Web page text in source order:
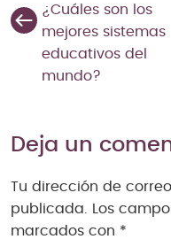
¿Cuáles son los
mejores sistemas
educativos del
mundo?
Deja un
Tu dirección de
publicada.
Los
marcados con *